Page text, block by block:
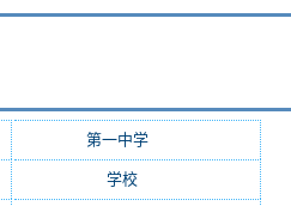
第一中学
学校(29)